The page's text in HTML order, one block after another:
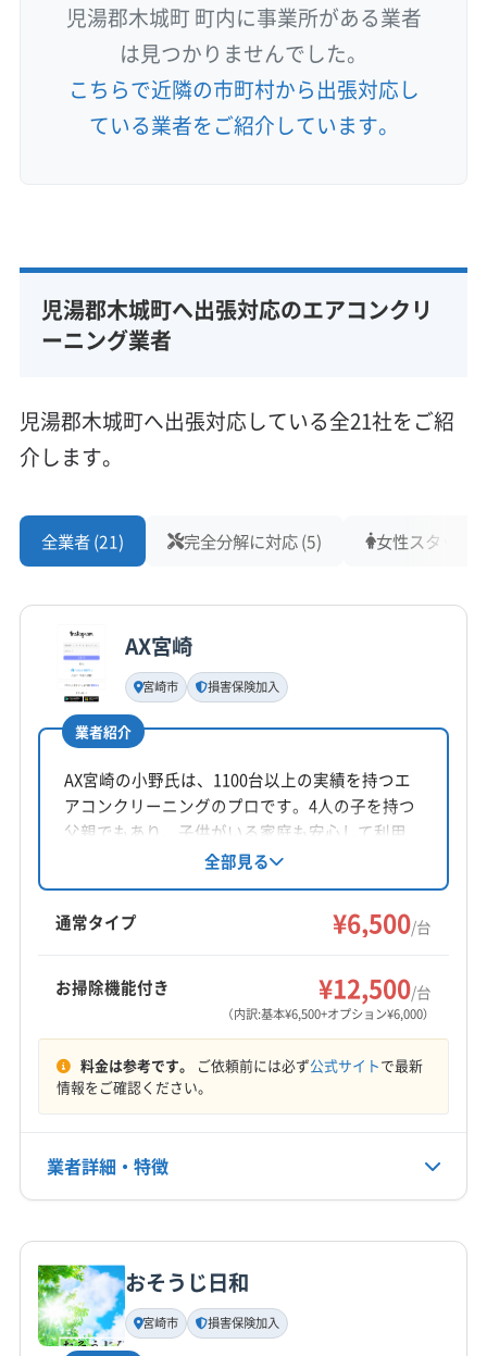
児湯郡木城町 町内に事業所がある業者
は見つかりませんでした。
こちらで近隣の市町村から出張対応し
ている業者をご紹介しています。
児湯郡木城町へ出張対応のエアコンクリ
ーニング業者
児湯郡木城町へ出張対応している全21社をご紹
介します。
全業者 (21) 完全分解に対応 (5) 女性スタッフ
AX宮崎
宮崎市 損害保険加入
業者紹介
AX宮崎の小野氏は、1100台以上の実績を持つエ
アコンクリーニングのプロです。4人の子を持つ
父親でもあり、子供がいる家庭も安心して利用
できます。損害保険加入済みで、営業時間外の
相談も可能。丁寧な作業と柔軟な対応で快適な
空間を提供します。
全部見る
通常タイプ ¥6,500/台
お掃除機能付き ¥12,500/台
（内訳:基本¥6,500+オプション¥6,000）
料金は参考です。 ご依頼前には必ず公式サイトで最新
情報をご確認ください。
業者詳細・特徴
基本情報
代表者名
小野
おそうじ日和
宮崎市 損害保険加入